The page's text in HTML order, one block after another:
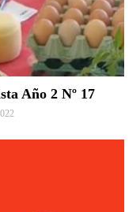
Año 2 Nº 17